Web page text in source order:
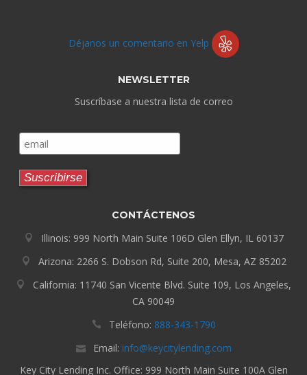
Déjanos un comentario en Yelp
NEWSLETTER
Suscríbase a nuestra lista de correo
CONTÁCTENOS
Illinois: 999 North Main Suite 106D Glen Ellyn, IL 60137
Arizona: 2266 S. Dobson Rd, Suite 200, Mesa, AZ 85202
California: 11740 San Vicente Blvd. Suite 109, Los Angeles,
CA 90049
Teléfono: 888-343-1790
Email: info@keycitylending.com
Key City Lending Inc. Office: 999 North Main Suite 100A Glen